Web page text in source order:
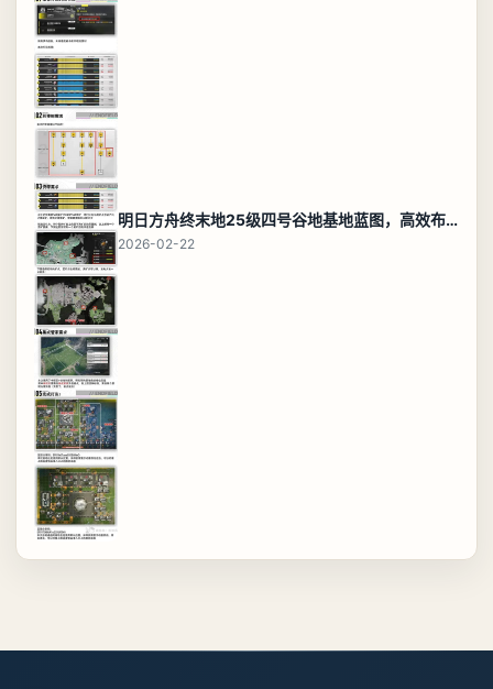
明日方舟终末地25级四号谷地基地蓝图，高效布局规划
2026-02-22